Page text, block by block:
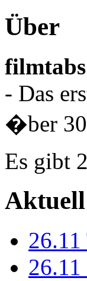
Über
filmtabs
- Das
�ber
Es gibt
Aktuell
26.11
26.11